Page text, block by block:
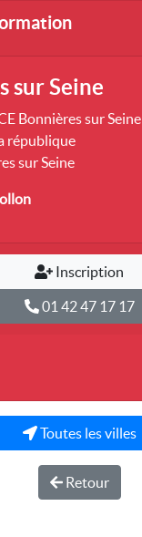
sur Seine
Bonnières sur Seine
république
sur Seine
Inscription
01 42 47 17 17
Toutes les villes
Retour